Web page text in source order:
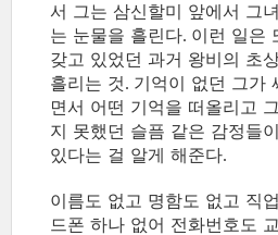
서 그는 삼신할미 앞에서 그
는 눈물을 흘린다. 이런 일은
갖고 있었던 과거 왕비의 초
흘리는 것. 기억이 없던 그가
면서 어떤 기억을 떠올리고
지 못했던 슬픔 같은 감정들
있다는 걸 알게 해준다.
이름도 없고 명함도 없고 직
드폰 하나 없어 전화번호도